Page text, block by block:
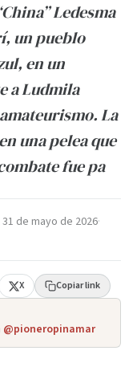
Ledesma
un pueblo
en un
a Ludmila
La
una pelea que
fue pa
31 de mayo de 2026·
X Copiar link
@pioneropinamar